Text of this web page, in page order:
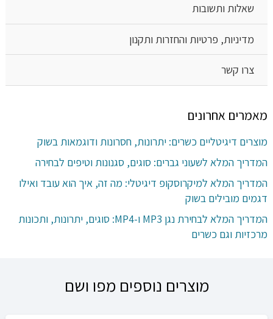
שאלות ותשובות
מדיניות, פרטיות והחזרות ותקנון
צרו קשר
מאמרים אחרונים
מוצרים דיגיטליים כשרים: יתרונות, חסרונות ודוגמאות בשוק
המדריך המלא לשעוני גברים: סוגים, סגנונות וטיפים לבחירה
המדריך המלא למיקרוסקופ דיגיטלי: מה זה, איך הוא עובד ואילו
דגמים מובילים בשוק
המדריך המלא לבחירת נגן MP3 ו-MP4: סוגים, יתרונות, ותכונות
מרכזיות וגם כשרים
מוצרים נוספים מפו ושם